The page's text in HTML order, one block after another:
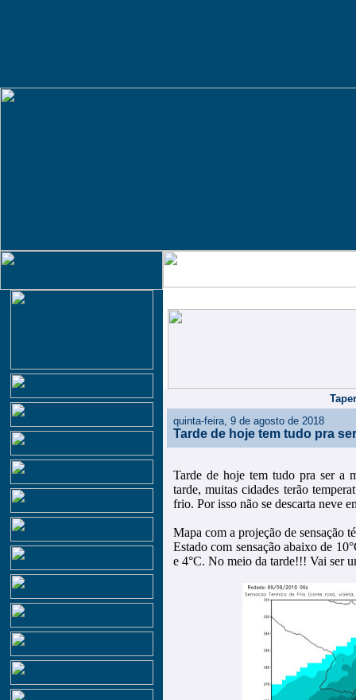
quinta-feira, 9 de agosto de 2018
Tarde de hoje tem tudo pra
Tarde de hoje tem tudo pra ser a
tarde, muitas cidades terão
frio. Por isso não se descarta neve
Mapa com a projeção de sensação
Estado com sensação abaixo de
e 4°C. No meio da tarde!!! Vai ser